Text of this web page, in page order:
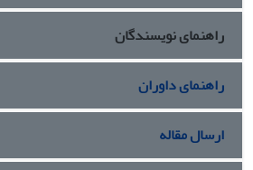
راهنمای نویسندگان
راهنمای داوران
ارسال مقاله